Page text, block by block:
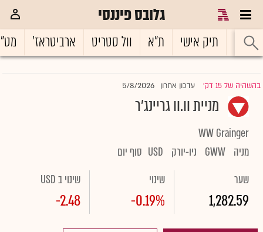
גלובס פיננסי
ראשי תיק אישי ת"א וול סטריט ארביטראז'
בהשהיה של 15 דק' |עדכון אחרון 5/8/2026
מניית וו.וו גריינג'ר
WW Grainger
מניה GWW ניו-יורק USD סוף יום
שער
1,282.59
שינוי
-0.19%
שינוי ב USD
-2.48